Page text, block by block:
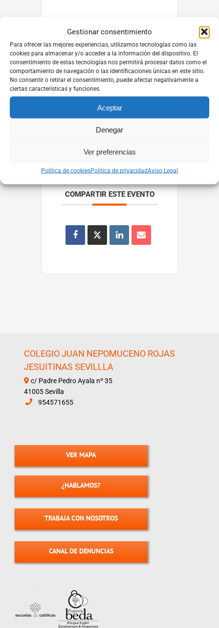
Gestionar consentimiento
Para ofrecer las mejores experiencias, utilizamos tecnologías como las
cookies para almacenar y/o acceder a la información del dispositivo. El
consentimiento de estas tecnologías nos permitirá procesar datos como el
comportamiento de navegación o las identificaciones únicas en este sitio.
No consentir o retirar el consentimiento, puede afectar negativamente a
ciertas características y funciones.
Aceptar
Denegar
Ver preferencias
Política de cookiesPolítica de privacidadAviso Legal
+ Añadir Google Calendar
+ exportación iCal / Outlook
COMPARTIR ESTE EVENTO
COLEGIO JUAN NEPOMUCENO ROJAS
JESUITINAS SEVILLLA
c/ Padre Pedro Ayala nº 35
41005 Sevilla
954571655
VER MAPA
¿HABLAMOS?
TRABAJA CON NOSOTROS
CANAL DE DENUNCIAS